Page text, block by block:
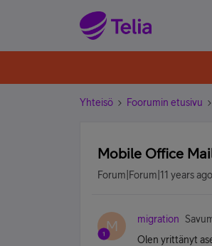
Yhteisö Foorumin etusivu
Mobile Office
Forum|Forum|11 years ago
M migration
Olen yrittänyt